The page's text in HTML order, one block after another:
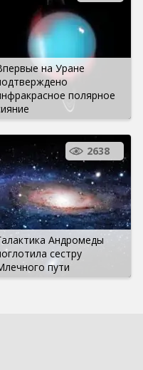
на Уране
полярное
Андромеды
сестру
пути
2638